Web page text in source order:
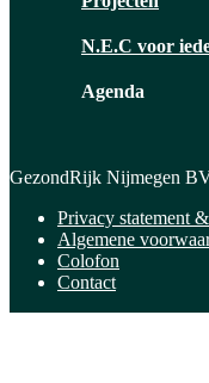
N.E.C voor
Agenda
GezondRijk Nijmegen
Privacy statement
Algemene
Colofon
Contact